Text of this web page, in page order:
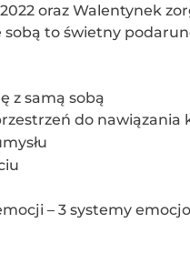
oraz Walentynek
sobą to świetny
z samą sobą
do
– 3 systemy